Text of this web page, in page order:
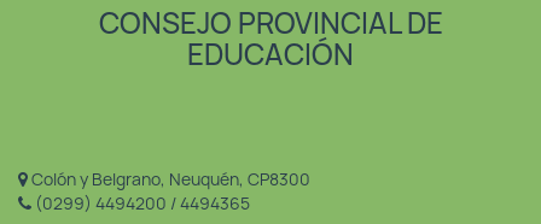
CONSEJO PROVINCIAL DE
EDUCACIÓN
Colón y Belgrano, Neuquén, CP8300
(0299) 4494200 / 4494365